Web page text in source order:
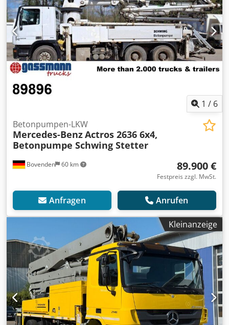
1 / 6
Bovenden 60 km
Betonpumpen-LKW
Mercedes-BenzActros 2636 6x4,
Betonpumpe Schwing Stetter
89.900 €
Festpreis zzgl. MwSt.
Anfragen Anrufen
Kleinanzeige